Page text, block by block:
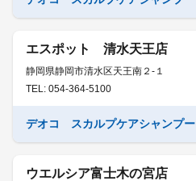
エスポット 清水天王店
静岡県静岡市清水区天王南２-１
TEL: 054-364-5100
デオコ スカルプケアシャンプー
ウエルシア富士木の宮店